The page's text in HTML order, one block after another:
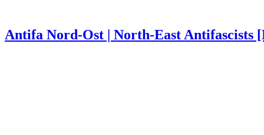
Antifa Nord-Ost | North-East Antifascists